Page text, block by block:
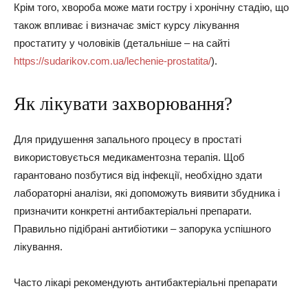
Крім того, хвороба може мати гостру і хронічну стадію, що
також впливає і визначає зміст курсу лікування
простатиту у чоловіків (детальніше – на сайті
https://sudarikov.com.ua/lechenie-prostatita/).
Як лікувати захворювання?
Для придушення запального процесу в простаті
використовується медикаментозна терапія. Щоб
гарантовано позбутися від інфекції, необхідно здати
лабораторні аналізи, які допоможуть виявити збудника і
призначити конкретні антибактеріальні препарати.
Правильно підібрані антибіотики – запорука успішного
лікування.
Часто лікарі рекомендують антибактеріальні препарати